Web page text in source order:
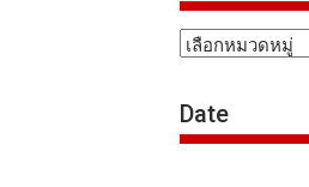
หัวข้อ
Date